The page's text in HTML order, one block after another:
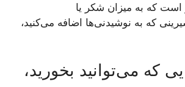
است که به میزان شکر یا
که به نوشیدنی‌ها اضافه می‌کنید،
که می‌توانید بخورید،